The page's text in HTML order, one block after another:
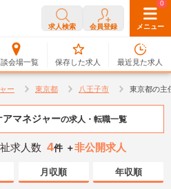
求人検索 会員登録 メニュー
会場一覧
0
保存した求人
0
最近見た求人
ー 東京都 八王子市 東京都の主
アマネジャーの求人・転職一覧
求人数 4件 ＋非公開求人
月収順 年収順